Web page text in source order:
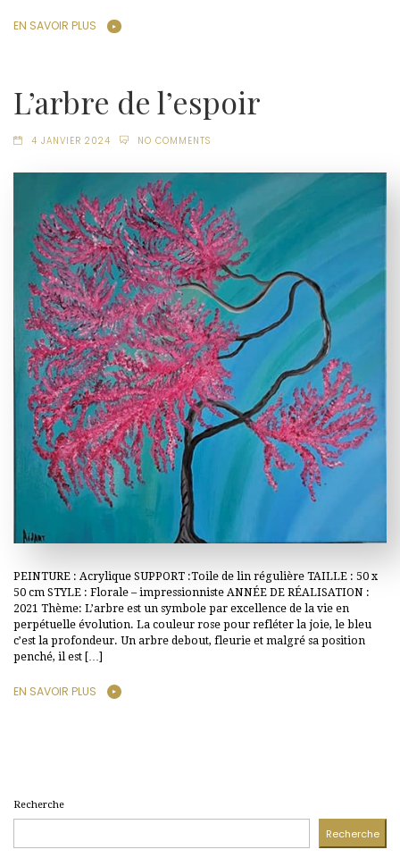
EN SAVOIR PLUS
L’arbre de l’espoir
4 JANVIER 2024 NO COMMENTS
PEINTURE : Acrylique SUPPORT :Toile de lin régulière TAILLE : 50 x
50 cm STYLE : Florale – impressionniste ANNÉE DE RÉALISATION :
2021 Thème: L’arbre est un symbole par excellence de la vie en
perpétuelle évolution. La couleur rose pour refléter la joie, le bleu
c’est la profondeur. Un arbre debout, fleurie et malgré sa position
penché, il est […]
EN SAVOIR PLUS
Recherche
Recherche